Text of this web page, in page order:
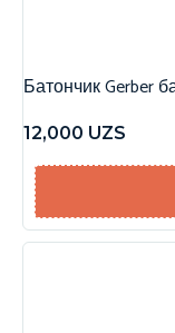
Батончик Gerber
12,000 UZS